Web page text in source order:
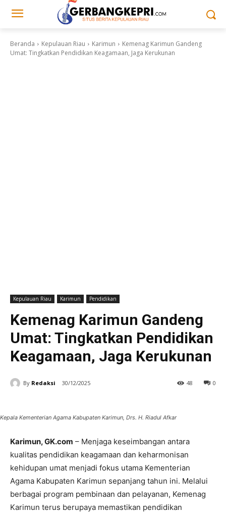
Beranda Kepulauan Riau Karimun
Kemenag Karimun Gandeng
Umat: Tingkatkan Pendidikan Keagamaan, Jaga Kerukunan
Kepulauan Riau Karimun Pendidikan
Kemenag Karimun Gandeng
Umat: Tingkatkan Pendidikan
Keagamaan, Jaga Kerukunan
By Redaksi 30/12/2025 0
48
Kepala Kementerian Agama Kabupaten Karimun, Drs. H. Riadul Afkar
Karimun, GK.com – Menjaga keseimbangan antara
kualitas pendidikan keagamaan dan keharmonisan
kehidupan umat menjadi fokus utama Kementerian
Agama Kabupaten Karimun sepanjang tahun ini. Melalui
berbagai program pembinaan dan pelayanan, Kemenag
Karimun terus berupaya memastikan pendidikan